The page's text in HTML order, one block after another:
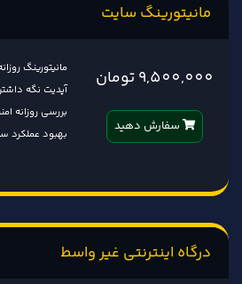
مانیتورینگ سایت
مانیتورینگ
آپدیت نگه
بررسی روزانه
بهبود عملکرد
9,500,000 تومان
سفارش دهید
درگاه اینترنتی غیر واسط